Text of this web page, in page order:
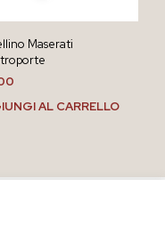
Maserati
AL CARRELLO